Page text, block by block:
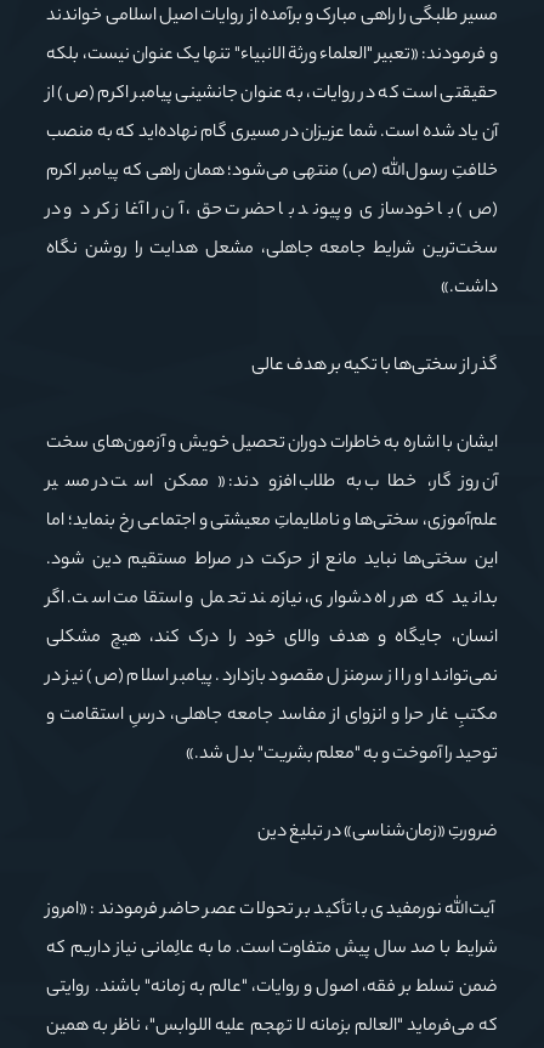
مسیر طلبگی را راهی مبارک و برآمده از روایات اصیل اسلامی خواندند
و فرمودند: «تعبیر "العلماء ورثة الانبیاء" تنها یک عنوان نیست، بلکه
حقیقتی است که در روایات، به عنوان جانشینی پیامبر اکرم (ص) از
آن یاد شده است. شما عزیزان در مسیری گام نهاده‌اید که به منصب
خلافتِ رسول‌الله (ص) منتهی می‌شود؛ همان راهی که پیامبر اکرم
(ص) با خودسازی و پیوند با حضرت حق، آن را آغاز کرد و در
سخت‌ترین شرایط جامعه جاهلی، مشعل هدایت را روشن نگاه
داشت.»
گذر از سختی‌ها با تکیه بر هدف عالی
ایشان با اشاره به خاطرات دوران تحصیل خویش و آزمون‌های سخت
آن روزگار، خطاب به طلاب افزودند: «ممکن است در مسیر
علم‌آموزی، سختی‌ها و ناملایماتِ معیشتی و اجتماعی رخ بنماید؛ اما
این سختی‌ها نباید مانع از حرکت در صراط مستقیم دین شود.
بدانید که هر راه دشواری، نیازمند تحمل و استقامت است. اگر
انسان، جایگاه و هدف والای خود را درک کند، هیچ مشکلی
نمی‌تواند او را از سرمنزل مقصود بازدارد. پیامبر اسلام (ص) نیز در
مکتبِ غار حرا و انزوای از مفاسد جامعه جاهلی، درسِ استقامت و
توحید را آموخت و به "معلم بشریت" بدل شد.»
ضرورتِ «زمان‌شناسی» در تبلیغ دین
آیت‌الله نورمفیدی با تأکید بر تحولات عصر حاضر فرمودند: «امروز
شرایط با صد سال پیش متفاوت است. ما به عالِمانی نیاز داریم که
ضمن تسلط بر فقه، اصول و روایات، "عالم به زمانه" باشند. روایتی
که می‌فرماید "العالم بزمانه لا تهجم علیه اللوابس"، ناظر به همین